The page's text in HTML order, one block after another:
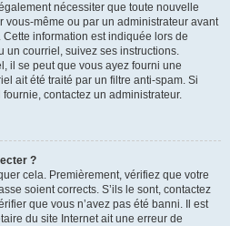
nécessiter que toute nouvelle
vous-même ou par un administrateur avant
information est indiquée lors de
un courriel, suivez ses instructions.
il se peut que vous ayez fourni une
ait été traité par un filtre anti-spam. Si
contactez un administrateur.
?
cela. Premièrement, vérifiez que votre
soient corrects. S’ils le sont, contactez
que vous n’avez pas été banni. Il est
du site Internet ait une erreur de